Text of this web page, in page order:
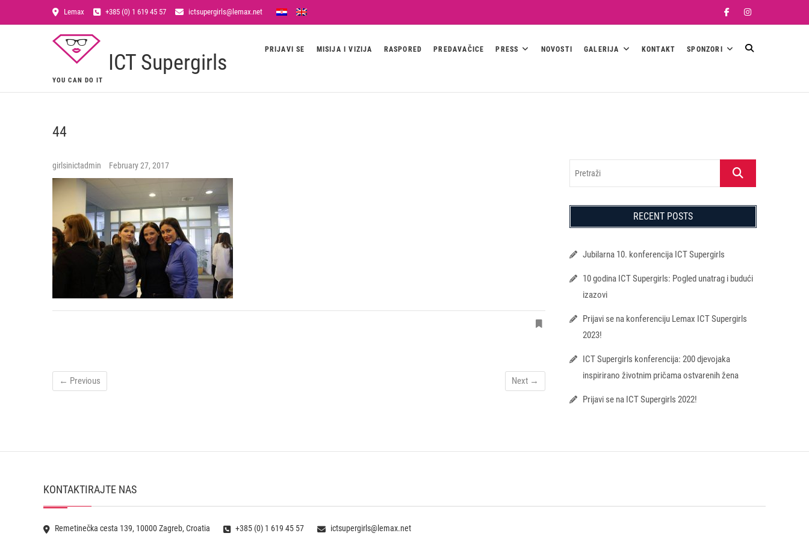
Lemax +385 (0) 1 619 45 57 ictsupergirls@lemax.net FacebookInstagram
ICT Supergirls
YOU CAN DO IT
PRIJAVI SE MISIJA I VIZIJA RASPORED PREDAVAČICE PRESS NOVOSTI GALERIJA KONTAKT SPONZORI
44
girlsinictadmin February 27, 2017
← Previous Next →
Pretraži
RECENT POSTS
Jubilarna 10. konferencija ICT Supergirls
10 godina ICT Supergirls: Pogled unatrag i budući
izazovi
Prijavi se na konferenciju Lemax ICT Supergirls
2023!
ICT Supergirls konferencija: 200 djevojaka
inspirirano životnim pričama ostvarenih žena
Prijavi se na ICT Supergirls 2022!
KONTAKTIRAJTE NAS
Remetinečka cesta 139, 10000 Zagreb, Croatia +385 (0) 1 619 45 57 ictsupergirls@lemax.net